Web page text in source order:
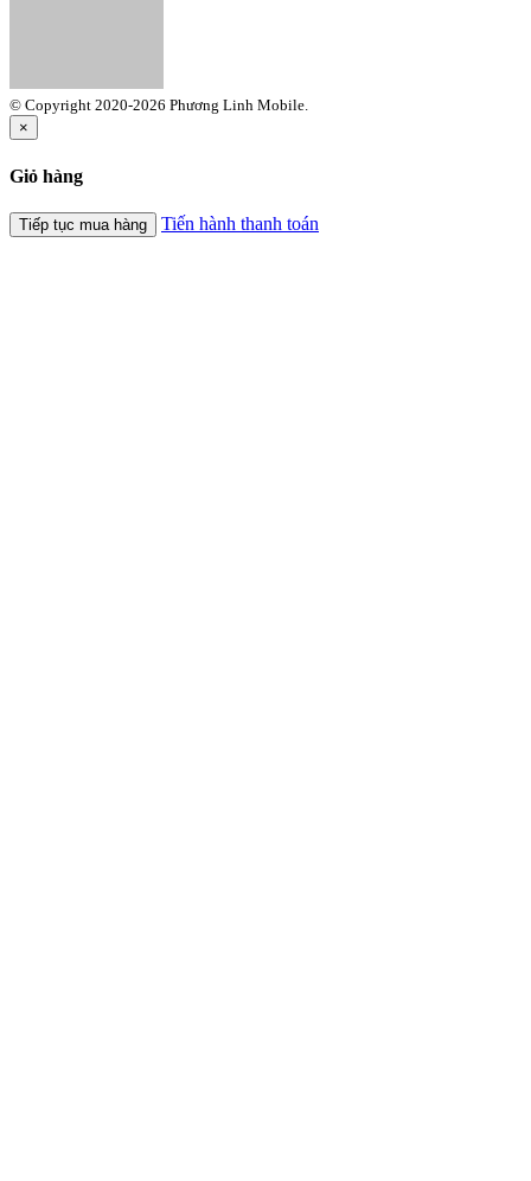
© Copyright 2020-2026 Phương Linh Mobile.
×
Giỏ hàng
Tiếp tục mua hàng Tiến hành thanh toán